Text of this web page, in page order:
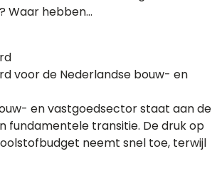
Waar hebben...
voor de Nederlandse bouw- en
en vastgoedsector staat aan de
fundamentele transitie. De druk op
neemt snel toe, terwijl